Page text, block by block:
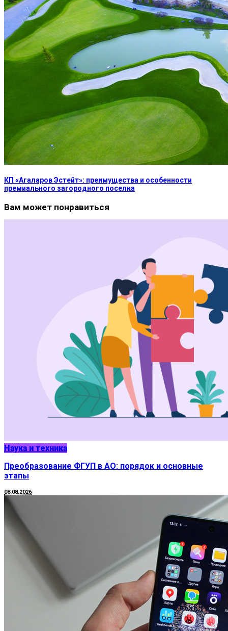
КП «Агаларов Эстейт»: преимущества и особенности
премиального загородного поселка
Вам может понравиться
Наука и техника
Преобразование ФГУП в АО: порядок и основные
этапы
08.08.2026